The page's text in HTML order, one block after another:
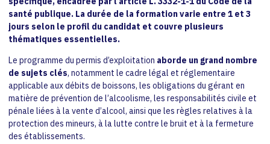
santé publique. La durée de la formation varie entre 1 et 3
jours selon le profil du candidat et couvre plusieurs
thématiques essentielles.
Le programme du permis d’exploitation aborde un grand nombre
de sujets clés, notamment le cadre légal et réglementaire
applicable aux débits de boissons, les obligations du gérant en
matière de prévention de l’alcoolisme, les responsabilités civile et
pénale liées à la vente d’alcool, ainsi que les règles relatives à la
protection des mineurs, à la lutte contre le bruit et à la fermeture
des établissements.